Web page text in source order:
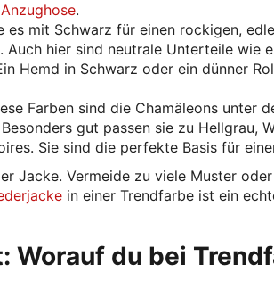
.
es mit Schwarz für einen rockigen,
Auch hier sind neutrale Unterteile wie
Hemd in Schwarz oder ein dünner
Farben sind die Chamäleons unter
gut passen sie zu Hellgrau,
Sie sind die perfekte Basis für
Jacke. Vermeide zu viele Muster
in einer Trendfarbe ist ein
Worauf du bei